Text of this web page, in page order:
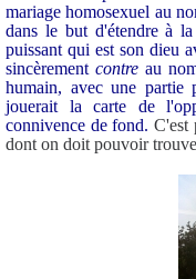
mariage homosexuel au
dans le but d'étendre à
puissant qui est son dieu
sincèrement contre au
humain, avec une partie
jouerait la carte de
connivence de fond. C'est
dont on doit pouvoir